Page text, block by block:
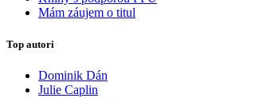
Mám záujem o titul
Top autori
Dominik Dán
Julie Caplin